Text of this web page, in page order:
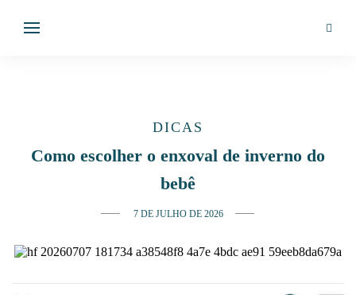
DICAS
Como escolher o enxoval de inverno do
bebê
7 DE JULHO DE 2026